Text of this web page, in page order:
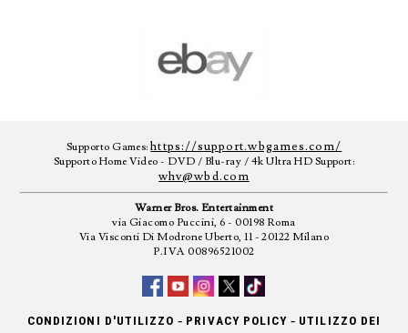
Supporto Games:https://support.wbgames.com/
Supporto Home Video - DVD / Blu-ray / 4k Ultra HD Support:
whv@wbd.com
Warner Bros. Entertainment
via Giacomo Puccini, 6 - 00198 Roma
Via Visconti Di Modrone Uberto, 11 - 20122 Milano
P.IVA 00896521002
CONDIZIONI D'UTILIZZO - PRIVACY POLICY - UTILIZZO DEI